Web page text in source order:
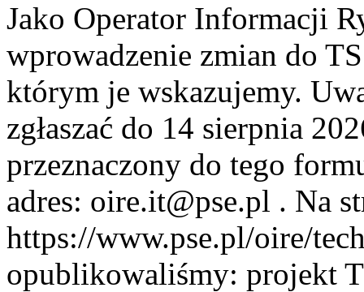
Jako Operator Informacji
wprowadzenie zmian do
którym je wskazujemy.
zgłaszać do 14 sierpnia
przeznaczony do tego
adres: oire.it@pse.pl . Na
https://www.pse.pl/oire/
opublikowaliśmy: projekt